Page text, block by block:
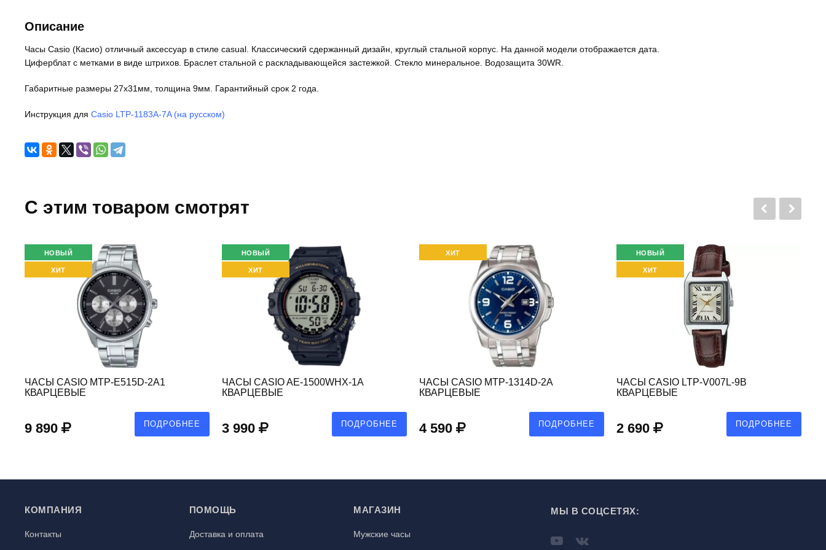
Описание
Часы Casio (Касио) отличный аксессуар в стиле casual. Классический сдержанный дизайн, круглый стальной корпус. На данной модели отображается дата.
Циферблат с метками в виде штрихов. Браслет стальной с раскладывающейся застежкой. Стекло минеральное. Водозащита 30WR.
Габаритные размеры 27х31мм, толщина 9мм. Гарантийный срок 2 года.
Инструкция для Casio LTP-1183A-7A (на русском)
C этим товаром смотрят
НОВЫЙ
ХИТ
ЧАСЫ CASIO MTP-E515D-2A1
КВАРЦЕВЫЕ
9 890 ПОДРОБНЕЕ
НОВЫЙ
ХИТ
ЧАСЫ CASIO AE-1500WHX-1A
КВАРЦЕВЫЕ
3 990 ПОДРОБНЕЕ
ХИТ
ЧАСЫ CASIO MTP-1314D-2A
КВАРЦЕВЫЕ
4 590 ПОДРОБНЕЕ
НОВЫЙ
ХИТ
ЧАСЫ CASIO LTP-V007L-9B
КВАРЦЕВЫЕ
2 690 ПОДРОБНЕЕ
КОМПАНИЯ
Контакты
ПОМОЩЬ
Доставка и оплата
МАГАЗИН
Мужские часы
МЫ В СОЦСЕТЯХ: